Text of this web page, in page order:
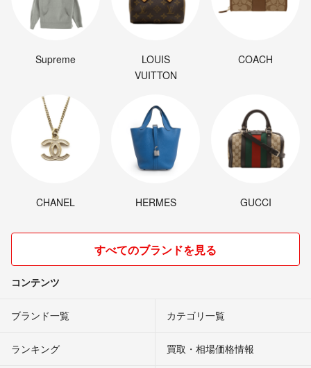
Supreme
LOUIS
VUITTON
COACH
CHANEL HERMES GUCCI
すべてのブランドを見る
コンテンツ
ブランド一覧 カテゴリ一覧
ランキング 買取・相場価格情報